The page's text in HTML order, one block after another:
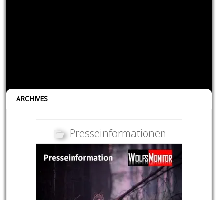
ARCHIVES
Presseinformationen